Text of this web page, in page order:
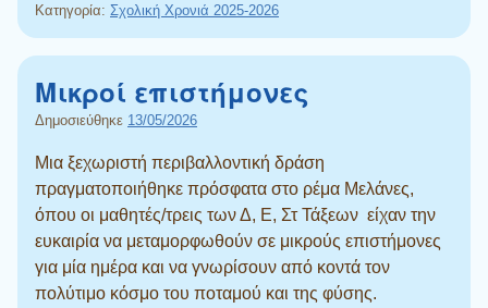
Κατηγορία: Σχολική Χρονιά 2025-2026
Μικροί επιστήμονες
Δημοσιεύθηκε 13/05/2026
Μια ξεχωριστή περιβαλλοντική δράση
πραγματοποιήθηκε πρόσφατα στο ρέμα Μελάνες,
όπου οι μαθητές/τρεις των Δ, Ε, Στ Τάξεων είχαν την
ευκαιρία να μεταμορφωθούν σε μικρούς επιστήμονες
για μία ημέρα και να γνωρίσουν από κοντά τον
πολύτιμο κόσμο του ποταμού και της φύσης.